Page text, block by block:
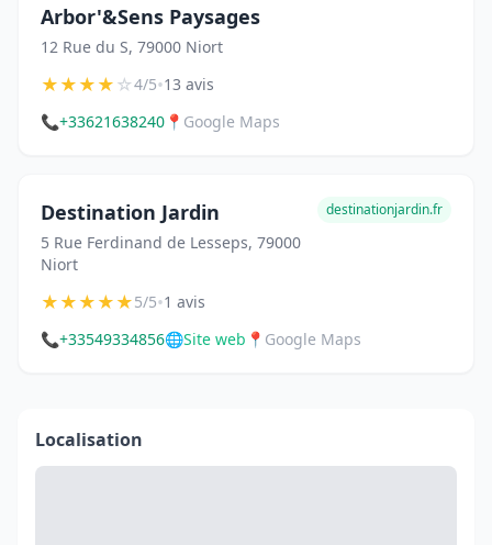
Arbor'&Sens Paysages
12 Rue du S, 79000 Niort
★★★★☆4/5•13 avis
📞+33621638240 📍 Google Maps
Destination Jardin
5 Rue Ferdinand de Lesseps, 79000
Niort
destinationjardin.fr
★★★★★5/5•1 avis
📞+33549334856🌐Site web 📍 Google Maps
Localisation